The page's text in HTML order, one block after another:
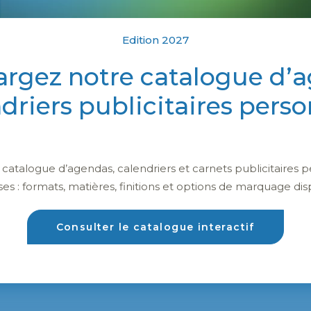
design et intelligent
dernier. Près de 300
plus de 2 000 visiteurs. Soit
à l’édition 2016.
du célèbre designer Philippe
Show. Le Japon fut également mis
qui emporte le prix Platinum
donc à New York, le 6 septembre
au 23 mars. Candidats, à vos
Edition 2027
notre catalogue
publicitaires
d’agendas, calendriers et carnets publicitaires
: formats, matières, finitions et options de marquage
Consulter le catalogue interactif